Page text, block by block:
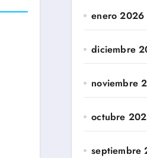
enero 2026
diciembre
noviembre
octubre
septiembre